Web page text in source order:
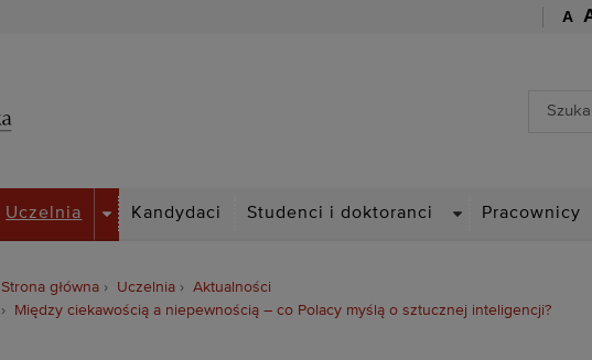
A
Uczelnia
DROPDOWN
Kandydaci Studenci i doktoranci Pracownicy
Strona główna Uczelnia
Aktualności
Między ciekawością a niepewnością – co Polacy myślą o sztucznej inteligencji?